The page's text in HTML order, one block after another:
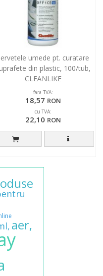
umede pt. curatare
din plastic, 100/tub,
CLEANLIKE
fara TVA:
18,57 RON
cu TVA:
22,10 RON
aer,